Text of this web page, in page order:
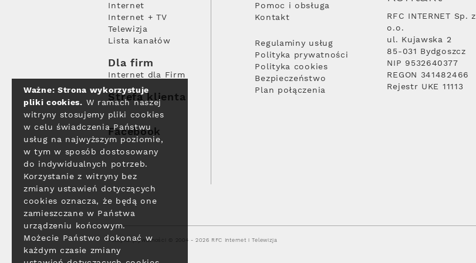
Internet
Internet + TV
Telewizja
Lista kanałów
Dla firm
Internet dla Firm
Strefa klienta
Facebook
Pomoc i obsługa
Kontakt
Regulaminy usług
Polityka prywatności
Polityka cookies
Bezpieczeństwo
Plan połączenia
RFC INTERNET Sp. z
o.o.
ul. Kujawska 2
85-031 Bydgoszcz
NIP 9532640377
REGON 341482466
Rejestr UKE 11113
Polityka prywatności © 2004 - 2026 RFC Internet i Telewizja
Ważne: Strona wykorzystuje
pliki cookies. W ramach naszej
witryny stosujemy pliki cookies
w celu świadczenia Państwu
usług na najwyższym poziomie,
w tym w sposób dostosowany
do indywidualnych potrzeb.
Korzystanie z witryny bez
zmiany ustawień dotyczących
cookies oznacza, że będą one
zamieszczane w Państwa
urządzeniu końcowym.
Możecie Państwo dokonać w
każdym czasie zmiany